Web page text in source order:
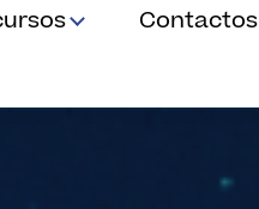
Contactos